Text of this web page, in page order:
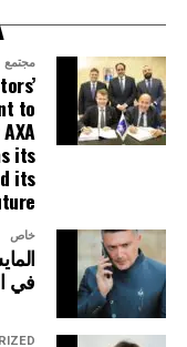
nearing expiration,
of any update
cards, and rewards.
MIRA seamlessly
to a Credit Libanais
the full interaction
customer
Bdeir, Deputy
Electronic Payment
Libanais, said:
مجتمع
to
its
its
خاص
في